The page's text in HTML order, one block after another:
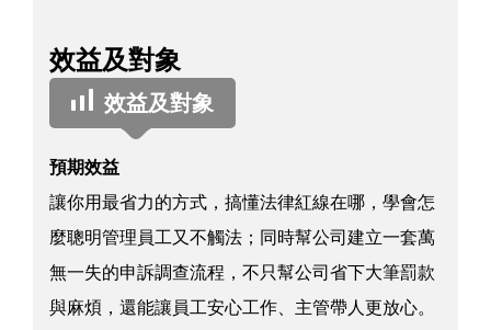
效益及對象
效益及對象
預期效益
讓你用最省力的方式，搞懂法律紅線在哪，學會怎
麼聰明管理員工又不觸法；同時幫公司建立一套萬
無一失的申訴調查流程，不只幫公司省下大筆罰款
與麻煩，還能讓員工安心工作、主管帶人更放心。